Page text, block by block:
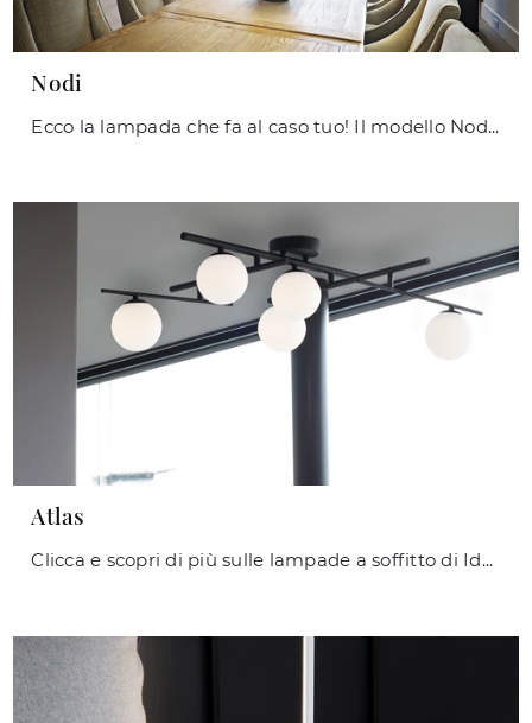
Nodi
Ecco la lampada che fa al caso tuo! Il modello Nodi è una delle nostre lampade a soffitto di Ideal Lux.
Atlas
Clicca e scopri di più sulle lampade a soffitto di Ideal Lux: il modello Atlas in metallo ti sta aspettando!